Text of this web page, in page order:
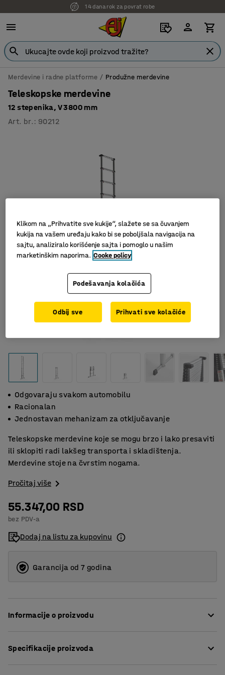
7 godina garancije
Merdevine i radne platforme Produžne merdevine
Teleskopske merdevine
12 stepenika, V 3800 mm
Art. br. : 90212
Odgovaraju svakom automobilu
Racionalan
Jednostavan mehanizam za otključavanje
Teleskopske merdevine koje se mogu brzo i lako presaviti
ili sklopiti radi lakšeg transporta i skladištenja.
Merdevine stoje na čvrstim nogama.
Pročitaj više
55.347,00 RSD
bez PDV-a
Dodaj na listu za kupovinu
Garancija od 7 godina
Informacije o proizvodu
sobom i mogu se koristiti za razne svrhe, što ih činie
Specifikacije proizvoda
Klikom na „Prihvatite sve kukije“, slažete se sa čuvanjem
kukija na vašem uređaju kako bi se poboljšala navigacija na
sajtu, analiziralo korišćenje sajta i pomoglo u našim
marketinškim naporima. Cooke policy
Podešavanja kolačića
Odbij sve Prihvati sve kolačiće